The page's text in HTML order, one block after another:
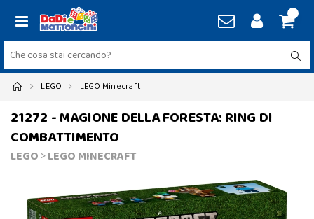
LEGO LEGO Minecraft
21272 - MAGIONE DELLA FORESTA: RING DI
COMBATTIMENTO
LEGO>LEGO MINECRAFT